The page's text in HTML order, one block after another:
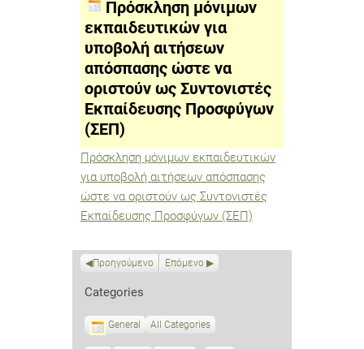
υποβολή
αιτήσεων
απόσπασης
ώστε
οριστούν
ως
Συντονιστές
Εκπαίδευσης
Προσφύγων
(ΣΕΠ)
Πρόσκληση μόνιμων
εκπαιδευτικών για
υποβολή αιτήσεων
απόσπασης ώστε να
οριστούν ως Συντονιστές
Εκπαίδευσης Προσφύγων
(ΣΕΠ)
Πρόσκληση μόνιμων εκπαιδευτικών
για υποβολή αιτήσεων απόσπασης
ώστε να οριστούν ως Συντονιστές
Εκπαίδευσης Προσφύγων (ΣΕΠ)
Προηγούμενο Επόμενο
Categories
General All Categories